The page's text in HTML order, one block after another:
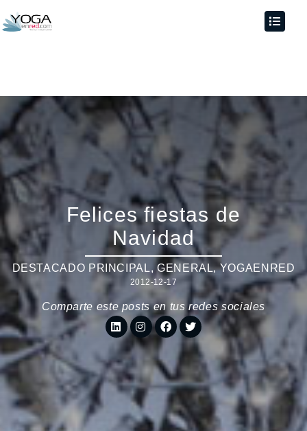
Felices fiestas de
Navidad
DESTACADO PRINCIPAL, GENERAL,YOGAENRED
2012-12-17
Comparte este posts en tus redes sociales